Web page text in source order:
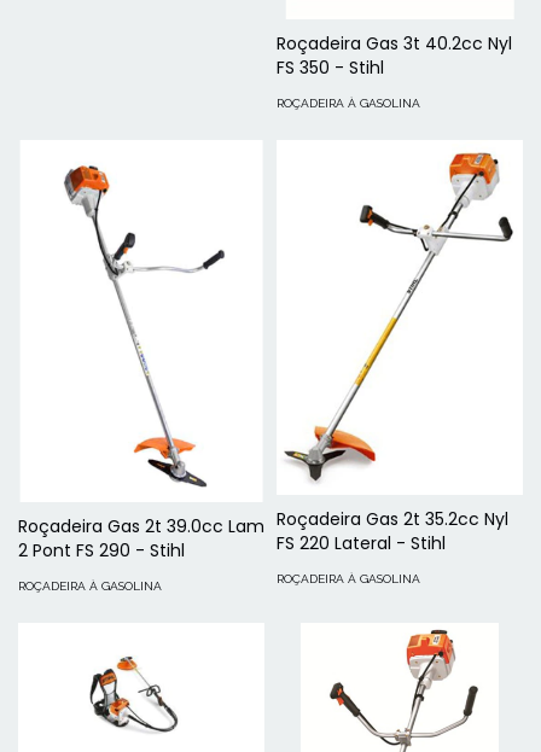
Roçadeira Gas 3t 40.2cc Nyl
FS 350 - Stihl
ROÇADEIRA À GASOLINA
Roçadeira Gas 2t 39.0cc Lam
2 Pont FS 290 - Stihl
ROÇADEIRA À GASOLINA
Roçadeira Gas 2t 35.2cc Nyl
FS 220 Lateral - Stihl
ROÇADEIRA À GASOLINA